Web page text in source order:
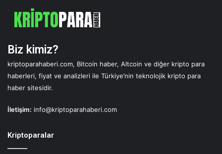
Biz kimiz?
kriptoparahaberi.com, Bitcoin haber, Altcoin ve diğer kripto para
haberleri, fiyat ve analizleri ile Türkiye’nin teknolojik kripto para
haber sitesidir.
İletişim: info@kriptoparahaberi.com
Kriptoparalar